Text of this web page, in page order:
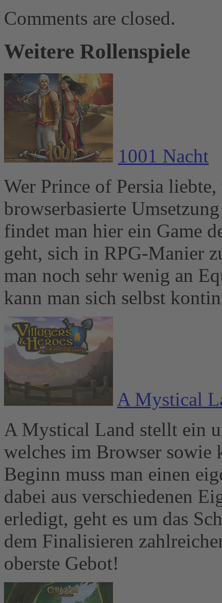
Comments are closed.
Weitere Rollenspiele
1001 Nacht
Wer Prince of Persia
browserbasierte
findet man hier ein Game
geht, sich in RPG-Manier
man noch sehr wenig an
kann man sich selbst
A Mystical
A Mystical Land stellt ein
welches im Browser sowie
Beginn muss man einen
dabei aus verschiedenen
erledigt, geht es um das
dem Finalisieren
oberste Gebot!